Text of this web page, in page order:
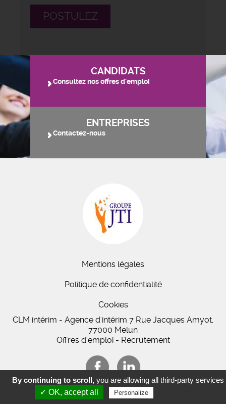
POSTULEZ
CANDIDATS
Consultez nos offres d'emploi
ENTREPRISES
Contactez-nous
Mentions légales
Politique de confidentialité
Cookies
CLM intérim - Agence d'intérim 7 Rue Jacques Amyot,
77000 Melun
Offres d'emploi - Recrutement
By continuing to scroll, you are allowing all third-party services
✓ OK, accept all
Personalize